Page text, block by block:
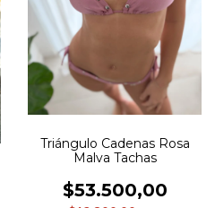
Triángulo Cadenas Rosa
Malva Tachas
$53.500,00